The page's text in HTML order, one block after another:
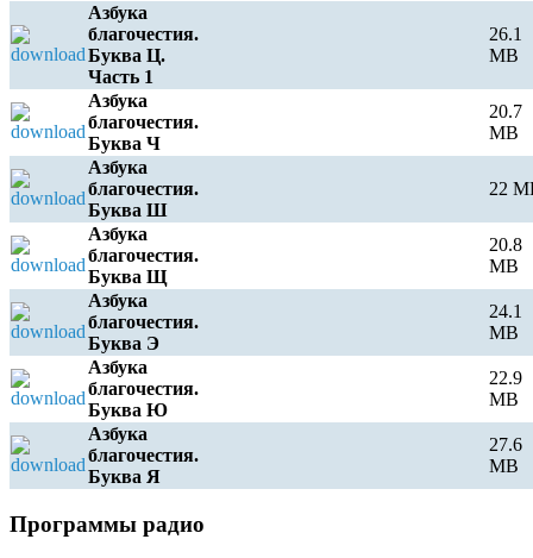
Азбука
благочестия.
Буква Ц.
Часть 1
26.1
MB
Азбука
благочестия.
Буква Ч
20.7
MB
Азбука
благочестия.
Буква Ш
22
Азбука
благочестия.
Буква Щ
20.8
MB
Азбука
благочестия.
Буква Э
24.1
MB
Азбука
благочестия.
Буква Ю
22.9
MB
Азбука
благочестия.
Буква Я
27.6
MB
e
Программы радио